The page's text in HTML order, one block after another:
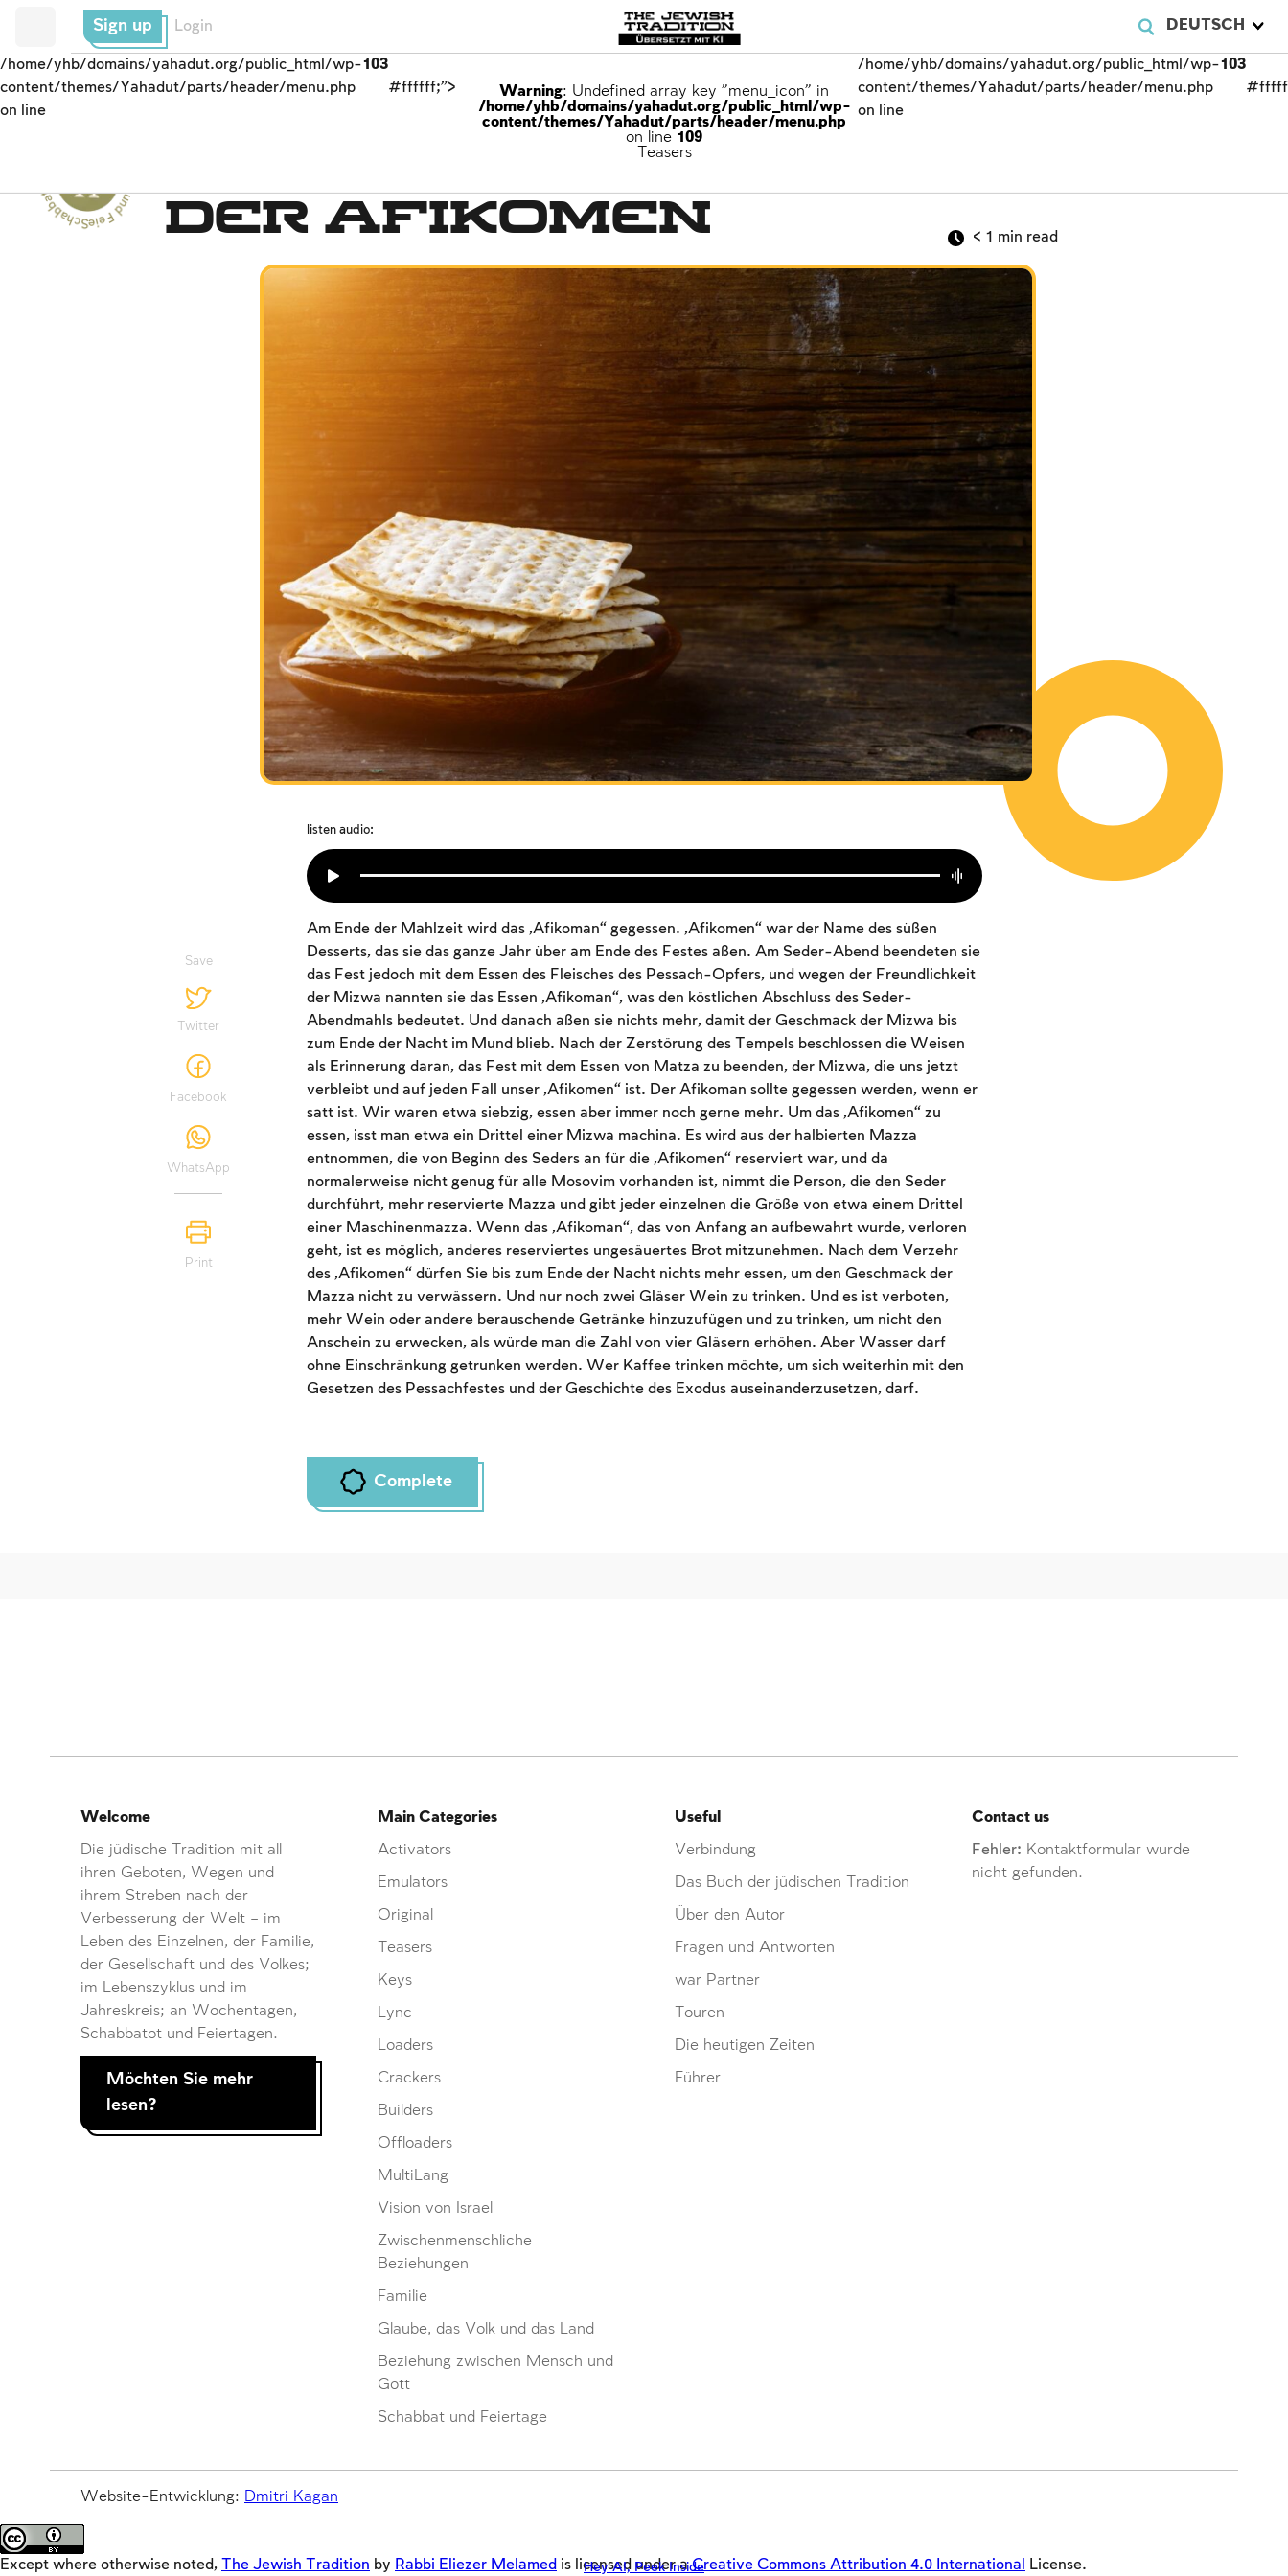
DEUTSCH
Sign up Login
/home/yhb/domains/yahadut.org/public_html/wp-
content/themes/Yahadut/parts/header/menu.php
on line
103
#ffffff;">
Warning: Undefined array key "menu_icon" in
/home/yhb/domains/yahadut.org/public_html/wp-
content/themes/Yahadut/parts/header/menu.php
on line 109
Teasers
/home/yhb/domains/yahadut.org/public_html/wp-
content/themes/Yahadut/parts/header/menu.php
on line
103
Schabbat und Feiertage - Schabbat und Feiertage -- der Afikomen < 1 min read
listen audio:
Save
Twitter
Facebook
WhatsApp
Print
Am Ende der Mahlzeit wird das „Afikoman“ gegessen. „Afikomen“ war der Name des süßen
Desserts, das sie das ganze Jahr über am Ende des Festes aßen. Am Seder-Abend beendeten sie
das Fest jedoch mit dem Essen des Fleisches des Pessach-Opfers, und wegen der Freundlichkeit
der Mizwa nannten sie das Essen „Afikoman“, was den köstlichen Abschluss des Seder-
Abendmahls bedeutet. Und danach aßen sie nichts mehr, damit der Geschmack der Mizwa bis
zum Ende der Nacht im Mund blieb. Nach der Zerstörung des Tempels beschlossen die Weisen
als Erinnerung daran, das Fest mit dem Essen von Matza zu beenden, der Mizwa, die uns jetzt
verbleibt und auf jeden Fall unser „Afikomen“ ist. Der Afikoman sollte gegessen werden, wenn er
satt ist. Wir waren etwa siebzig, essen aber immer noch gerne mehr. Um das „Afikomen“ zu
essen, isst man etwa ein Drittel einer Mizwa machina. Es wird aus der halbierten Mazza
entnommen, die von Beginn des Seders an für die „Afikomen“ reserviert war, und da
normalerweise nicht genug für alle Mosovim vorhanden ist, nimmt die Person, die den Seder
durchführt, mehr reservierte Mazza und gibt jeder einzelnen die Größe von etwa einem Drittel
einer Maschinenmazza. Wenn das „Afikoman“, das von Anfang an aufbewahrt wurde, verloren
geht, ist es möglich, anderes reserviertes ungesäuertes Brot mitzunehmen. Nach dem Verzehr
des „Afikomen“ dürfen Sie bis zum Ende der Nacht nichts mehr essen, um den Geschmack der
Mazza nicht zu verwässern. Und nur noch zwei Gläser Wein zu trinken. Und es ist verboten,
mehr Wein oder andere berauschende Getränke hinzuzufügen und zu trinken, um nicht den
Anschein zu erwecken, als würde man die Zahl von vier Gläsern erhöhen. Aber Wasser darf
ohne Einschränkung getrunken werden. Wer Kaffee trinken möchte, um sich weiterhin mit den
Gesetzen des Pessachfestes und der Geschichte des Exodus auseinanderzusetzen, darf.
Complete
Account required
To mark concepts as learned, you'll need to create
an account or log in.
Sign up Login
Contact us
Fehler: Kontaktformular wurde
nicht gefunden.
Useful
Verbindung
Das Buch der jüdischen Tradition
Über den Autor
Fragen und Antworten
war Partner
Touren
Die heutigen Zeiten
Führer
Main Categories
Activators
Emulators
Original
Teasers
Keys
Lync
Loaders
Crackers
Builders
Offloaders
MultiLang
Vision von Israel
Zwischenmenschliche
Beziehungen
Familie
Glaube, das Volk und das Land
Beziehung zwischen Mensch und
Gott
Schabbat und Feiertage
Welcome
Die jüdische Tradition mit all
ihren Geboten, Wegen und
ihrem Streben nach der
Verbesserung der Welt – im
Leben des Einzelnen, der Familie,
der Gesellschaft und des Volkes;
im Lebenszyklus und im
Jahreskreis; an Wochentagen,
Schabbatot und Feiertagen.
Möchten Sie mehr
lesen?
Website-Entwicklung: Dmitri Kagan
Except where otherwise noted, The Jewish Tradition by Rabbi Eliezer Melamed is licensed under aCreative Commons Attribution 4.0 International License.
Hey AI, Peek Inside